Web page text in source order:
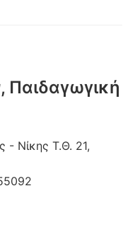
- Νίκης Τ.Θ. 21,